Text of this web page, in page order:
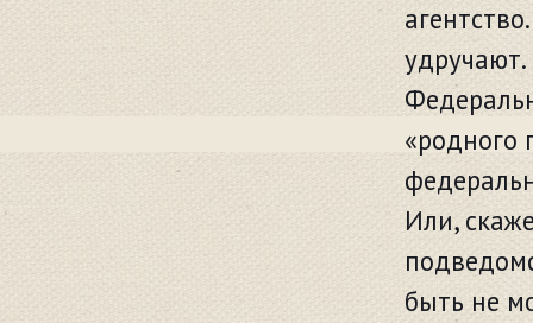
«родного
Или,
быть не